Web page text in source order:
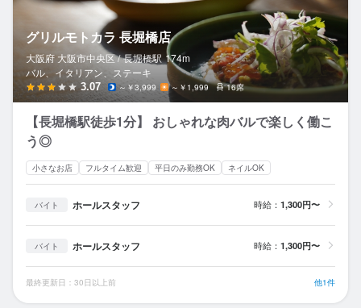
グリルモトカラ 長堀橋店
大阪府 大阪市中央区 / 長堀橋駅 174m
バル、イタリアン、ステーキ
3.07 ～￥3,999 ～￥1,999 16席
【長堀橋駅徒歩1分】 おしゃれな肉バルで楽しく働こ
う◎
小さなお店 フルタイム歓迎 平日のみ勤務OK ネイルOK
バイト ホールスタッフ 時給： 1,300円〜
バイト ホールスタッフ 時給： 1,300円〜
最終更新日：30日以上前 他1件